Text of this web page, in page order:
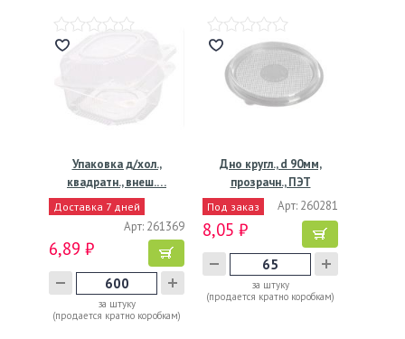
Упаковка д/хол.,
квадратн., внеш.…
Доставка 7 дней
Арт: 261369
6,89 ₽
за штуку
(продается кратно коробкам)
Дно кругл., d 90мм,
прозрачн., ПЭТ
Под заказ Арт: 260281
8,05 ₽
за штуку
(продается кратно коробкам)